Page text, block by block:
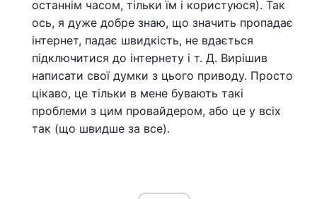
останнім часом, тільки їм і користуюся). Так
ось, я дуже добре знаю, що значить пропадає
інтернет, падає швидкість, не вдається
підключитися до інтернету і т. Д. Вирішив
написати свої думки з цього приводу. Просто
цікаво, це тільки в мене бувають такі
проблеми з цим провайдером, або це у всіх
так (що швидше за все).